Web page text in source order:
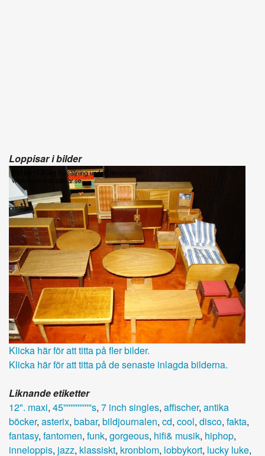
Loppisar i bilder
Klicka här för att titta på fler bilder.
Klicka här för att titta på de senaste inlagda bilderna.
Liknande etiketter
12". maxi, 45''''''''''''''''s, 7 inch singles, affischer, antika
böcker, asterix, babar, bildjournalen, cd, cool, disco, fakta,
fantasy, fantomen, funk, gorgeous, hifi& musik, hiphop,
inneloppis, jazz, klassiskt, kronblom, lobbykort, lucky luke,